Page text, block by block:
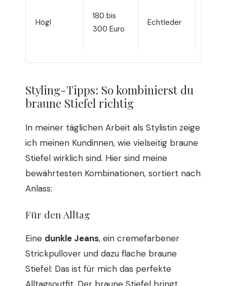
Högl
180 bis
300 Euro
Echtleder
Styling-Tipps: So kombinierst du
braune Stiefel richtig
In meiner täglichen Arbeit als Stylistin zeige
ich meinen Kundinnen, wie vielseitig braune
Stiefel wirklich sind. Hier sind meine
bewährtesten Kombinationen, sortiert nach
Anlass:
Für den Alltag
Eine dunkle Jeans, ein cremefarbener
Strickpullover und dazu flache braune
Stiefel: Das ist für mich das perfekte